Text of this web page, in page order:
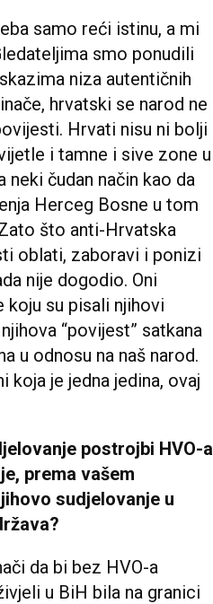
samo reći istinu, a mi
smo ponudili
niza autentičnih
hrvatski se narod ne
Hrvati nisu ni bolji
i tamne i sive zone u
čudan način kao da
Herceg Bosne u tom
što anti-Hrvatska
oblati, zaboravi i ponizi
nije dogodio. Oni
su pisali njihovi
“povijest” satkana
u odnosu na naš narod.
je jedna jedina, ovaj
postrojbi HVO-a
prema vašem
sudjelovanje u
da bi bez HVO-a
u BiH bila na granici